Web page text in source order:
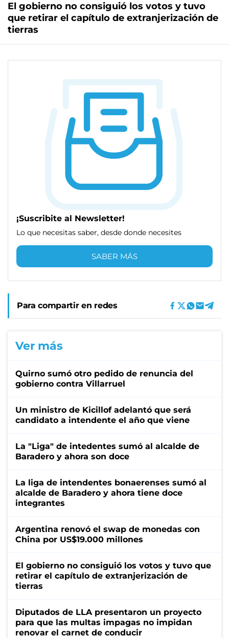
El gobierno no consiguió los votos y tuvo
que retirar el capítulo de extranjerización de
tierras
¡Suscribite al Newsletter!
Lo que necesitas saber, desde donde necesites
SABER MÁS
Para compartir en redes
Ver más
Quirno sumó otro pedido de renuncia del
gobierno contra Villarruel
Un ministro de Kicillof adelantó que será
candidato a intendente el año que viene
La "Liga" de intedentes sumó al alcalde de
Baradero y ahora son doce
La liga de intendentes bonaerenses sumó al
alcalde de Baradero y ahora tiene doce
integrantes
Argentina renovó el swap de monedas con
China por US$19.000 millones
El gobierno no consiguió los votos y tuvo que
retirar el capítulo de extranjerización de
tierras
Diputados de LLA presentaron un proyecto
para que las multas impagas no impidan
renovar el carnet de conducir